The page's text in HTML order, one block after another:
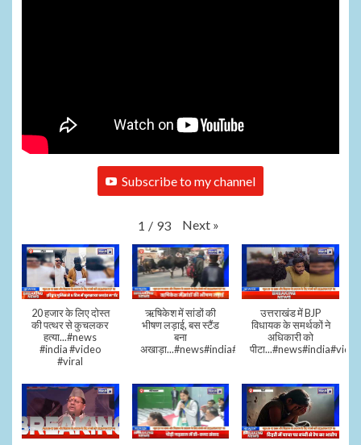
Subscribe to my channel
1 / 93 Next »
20 हजार के लिए दोस्त
की पत्थर से कुचलकर
हत्या...#news
#india #video
#viral
ऋषिकेश में सांडों की
भीषण लड़ाई, बस स्टैंड
बना
अखाड़ा...#news#india#video#viral
उत्तराखंड में BJP
विधायक के समर्थकों ने
अधिकारी को